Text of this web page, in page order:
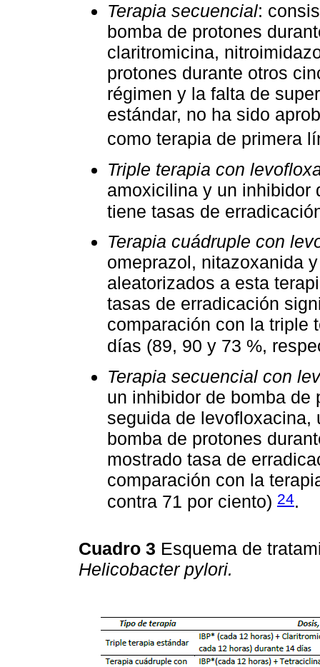
Terapia secuencial:
bomba de protones
claritromicina,
protones durante otros
régimen y la falta de
estándar, no ha sido
como terapia de primera
Triple terapia con
amoxicilina y un inhibidor
tiene tasas de
Terapia cuádruple con
omeprazol, nitazoxanida
aleatorizados a esta
tasas de erradicación
comparación con la triple
días (89, 90 y 73 %,
Terapia secuencial con
un inhibidor de bomba
seguida de levofloxacina,
bomba de protones
mostrado tasa de
comparación con la
contra 71 por ciento) 24.
Cuadro 3 Esquema de
Helicobacter pylori.